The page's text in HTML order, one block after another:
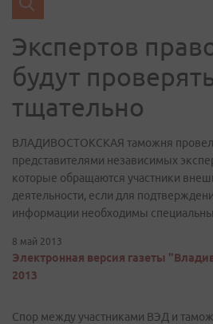
Экспертов
будут
тщательно
ВЛАДИВОСТОКСКАЯ таможня
представителями независимых
которые обращаются участники
деятельности, если для
информации необходимы
8 май 2013
Электронная версия газеты
2013
Спор между участниками ВЭД и